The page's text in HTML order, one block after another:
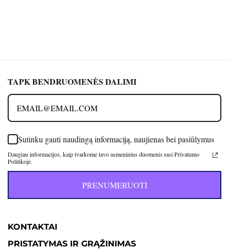
TAPK BENDRUOMENĖS DALIMI
Sutinku gauti naudingą informaciją, naujienas bei pasiūlymus
Daugiau informacijos, kaip tvarkome tavo asmeninius duomenis rasi Privatumo
Politikoje.
PRENUMERUOTI
KONTAKTAI
PRISTATYMAS IR GRĄŽINIMAS